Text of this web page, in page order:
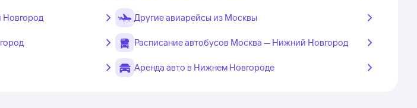
Другие авиарейсы из Москвы
Расписание автобусов Москва — Нижний Новгород
Аренда авто в Нижнем Новгороде